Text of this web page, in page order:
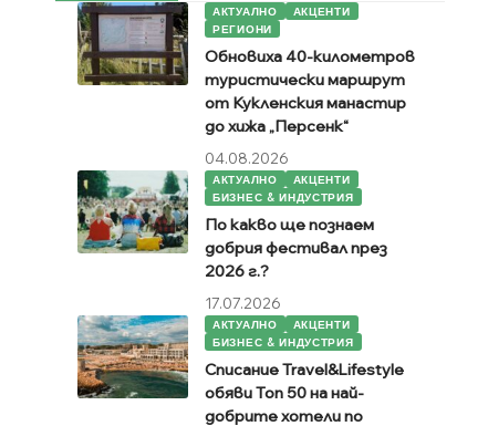
АКТУАЛНО
АКЦЕНТИ
РЕГИОНИ
Обновиха 40-километров
туристически маршрут
от Кукленския манастир
до хижа „Персенк“
04.08.2026
АКТУАЛНО
АКЦЕНТИ
БИЗНЕС & ИНДУСТРИЯ
По какво ще познаем
добрия фестивал през
2026 г.?
17.07.2026
АКТУАЛНО
АКЦЕНТИ
БИЗНЕС & ИНДУСТРИЯ
Списание Travel&Lifestyle
обяви Топ 50 на най-
добрите хотели по